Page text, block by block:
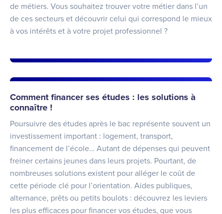
de métiers. Vous souhaitez trouver votre métier dans l’un
de ces secteurs et découvrir celui qui correspond le mieux
à vos intérêts et à votre projet professionnel ?
Comment financer ses études : les solutions à
connaître !
Poursuivre des études après le bac représente souvent un
investissement important : logement, transport,
financement de l’école… Autant de dépenses qui peuvent
freiner certains jeunes dans leurs projets. Pourtant, de
nombreuses solutions existent pour alléger le coût de
cette période clé pour l’orientation. Aides publiques,
alternance, prêts ou petits boulots : découvrez les leviers
les plus efficaces pour financer vos études, que vous